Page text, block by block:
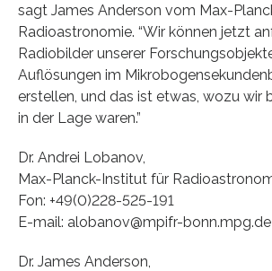
sagt James Anderson vom Max-
Radioastronomie. “Wir können jetzt
Radiobilder unserer
Auflösungen im
erstellen, und das ist etwas, wozu wir
in der Lage waren.”
Dr. Andrei Lobanov,
Max-Planck-Institut für
Fon: +49(0)228-525-191
E-mail: alobanov@mpifr-bonn.mpg.de
Dr. James Anderson,